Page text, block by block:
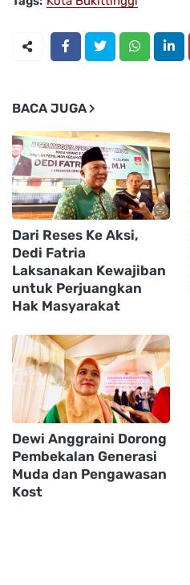
BACA JUGA
Dari Reses Ke Aksi,
Dedi Fatria
Laksanakan Kewajiban
untuk Perjuangkan
Hak Masyarakat
Dewi Anggraini Dorong
Pembekalan Generasi
Muda dan Pengawasan
Kost